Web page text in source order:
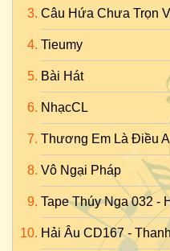
Câu Hứa Chưa Trọn
Tieumy
Bài Hát
NhạcCL
Thương Em Là Điều
Vô Ngại Pháp
Tape Thúy Nga 032 -
Hải Âu CD167 -